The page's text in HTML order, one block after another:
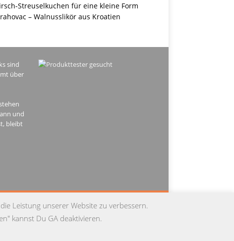
Streuselkuchen für eine kleine Form
– Walnusslikör aus Kroatien
sind
über
und
bleibt
IMPRESSUM DATENSCHUTZ
Leistung unserer Website zu verbessern.
kannst Du GA deaktivieren.